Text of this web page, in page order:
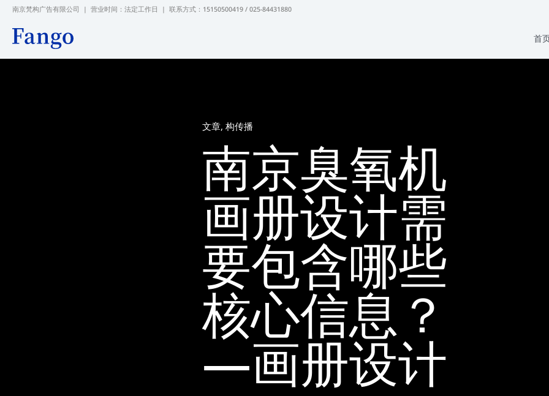
南京梵构广告有限公司 | 营业时间：法定工作日 | 联系方式：15150500419 / 025-84431880
首
文章, 构传播
南京臭氧机
画册设计需
要包含哪些
核心信息？
—画册设计